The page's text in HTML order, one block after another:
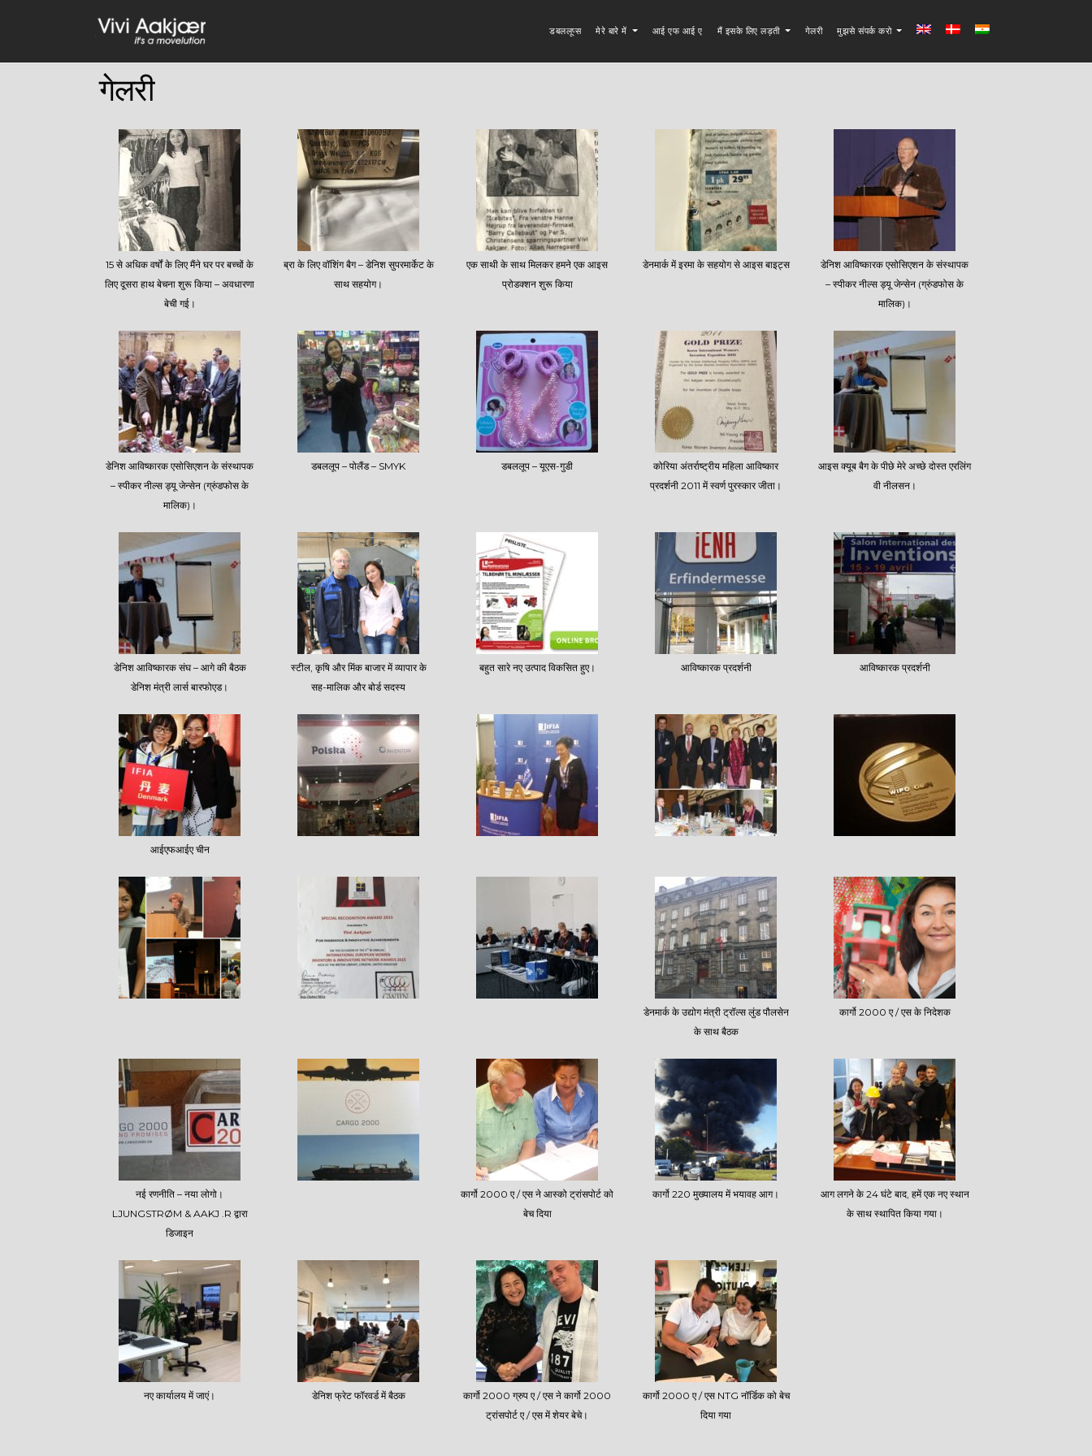
content
डबललूप्स मेरे बारे में आई एफ आई ए मैं इसके लिए लड़ती गेलरी मुझसे संपर्क करो
गेलरी
15 से अधिक वर्षों के लिए मैंने घर पर बच्चों के
लिए दूसरा हाथ बेचना शुरू किया – अवधारणा
बेची गई।
ब्रा के लिए वॉशिंग बैग – डेनिश सुपरमार्केट के
साथ सहयोग।
एक साथी के साथ मिलकर हमने एक आइस
प्रोडक्शन शुरू किया
डेनमार्क में इरमा के सहयोग से आइस बाइट्स
डेनिश आविष्कारक एसोसिएशन के संस्थापक
– स्पीकर नील्स ड्यू जेन्सेन (ग्रुंडफोस के
मालिक)।
डेनिश आविष्कारक एसोसिएशन के संस्थापक
– स्पीकर नील्स ड्यू जेन्सेन (ग्रुंडफोस के
मालिक)।
डबललूप – पोलैंड – SMYK डबललूप – यूएस-गुडी
कोरिया अंतर्राष्ट्रीय महिला आविष्कार
प्रदर्शनी 2011 में स्वर्ण पुरस्कार जीता।
आइस क्यूब बैग के पीछे मेरे अच्छे दोस्त एरलिंग
वी नीलसन।
डेनिश आविष्कारक संघ – आगे की बैठक
डेनिश मंत्री लार्स बारफोएड।
स्टील, कृषि और मिंक बाजार में व्यापार के
सह-मालिक और बोर्ड सदस्य
बहुत सारे नए उत्पाद विकसित हुए। आविष्कारक प्रदर्शनी आविष्कारक प्रदर्शनी
आईएफआईए चीन
डेनमार्क के उद्योग मंत्री ट्रॉल्स लुंड पौलसेन
के साथ बैठक
कार्गो 2000 ए / एस के निदेशक
नई रणनीति – नया लोगो।
LJUNGSTRØM & AAKJ .R द्वारा
डिजाइन
कार्गो 2000 ए / एस ने आस्को ट्रांसपोर्ट को
बेच दिया
कार्गो 220 मुख्यालय में भयावह आग।
आग लगने के 24 घंटे बाद, हमें एक नए स्थान
के साथ स्थापित किया गया।
नए कार्यालय में जाएं। डेनिश फ्रेट फॉरवर्ड में बैठक
कार्गो 2000 ग्रुप ए / एस ने कार्गो 2000
ट्रांसपोर्ट ए / एस में शेयर बेचे।
कार्गो 2000 ए / एस NTG नॉर्डिक को बेच
दिया गया